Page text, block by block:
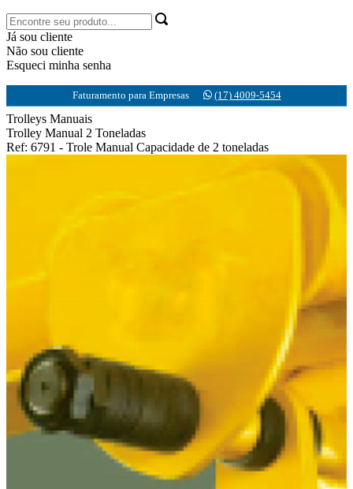
Já sou cliente
Não sou cliente
Esqueci minha senha
Faturamento para Empresas (17) 4009-5454
Trolleys Manuais
Trolley Manual 2 Toneladas
Ref: 6791 - Trole Manual Capacidade de 2 toneladas